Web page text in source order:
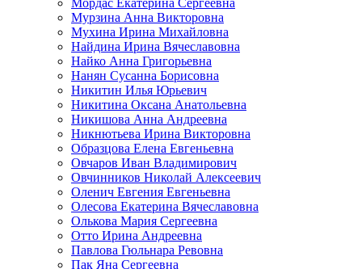
Мордас Екатерина Сергеевна
Мурзина Анна Викторовна
Мухина Ирина Михайловна
Найдина Ирина Вячеславовна
Найко Анна Григорьевна
Нанян Сусанна Борисовна
Никитин Илья Юрьевич
Никитина Оксана Анатольевна
Никишова Анна Андреевна
Никнютьева Ирина Викторовна
Образцова Елена Евгеньевна
Овчаров Иван Владимирович
Овчинников Николай Алексеевич
Оленич Евгения Евгеньевна
Олесова Екатерина Вячеславовна
Олькова Мария Сергеевна
Отто Ирина Андреевна
Павлова Гюльнара Ревовна
Пак Яна Сергеевна